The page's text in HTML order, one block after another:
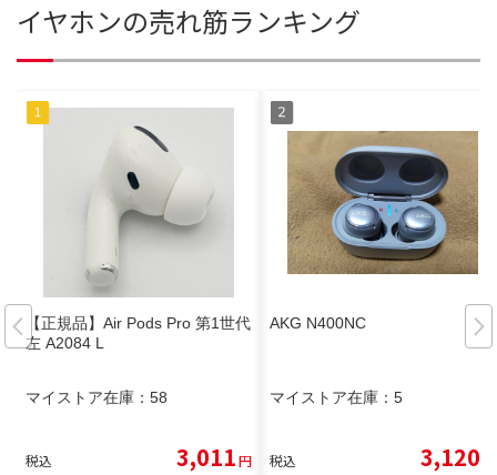
イヤホンの売れ筋ランキング
【正規品】Air Pods Pro 第1世代
左 A2084 L
マイストア在庫： 58
税込 3,011円
AKG N400NC
マイストア在庫： 5
税込 3,120